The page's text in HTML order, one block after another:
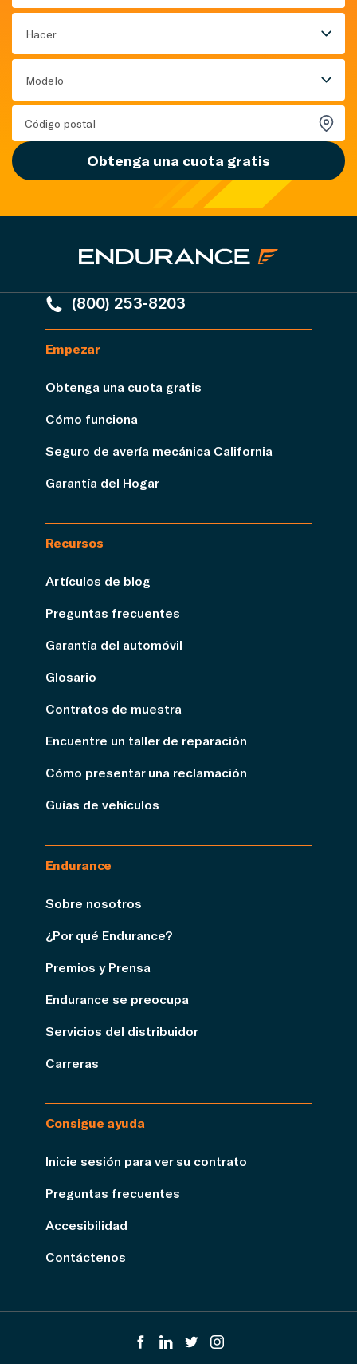
Hacer
Modelo
Obtenga una cuota gratis
(800) 253-8203
Empezar
Obtenga una cuota gratis
Cómo funciona
Seguro de avería mecánica California
Garantía del Hogar
Recursos
Artículos de blog
Preguntas frecuentes
Garantía del automóvil
Glosario
Contratos de muestra
Encuentre un taller de reparación
Cómo presentar una reclamación
Guías de vehículos
Endurance
Sobre nosotros
¿Por qué Endurance?
Premios y Prensa
Endurance se preocupa
Servicios del distribuidor
Carreras
Consigue ayuda
Inicie sesión para ver su contrato
Preguntas frecuentes
Accesibilidad
Contáctenos